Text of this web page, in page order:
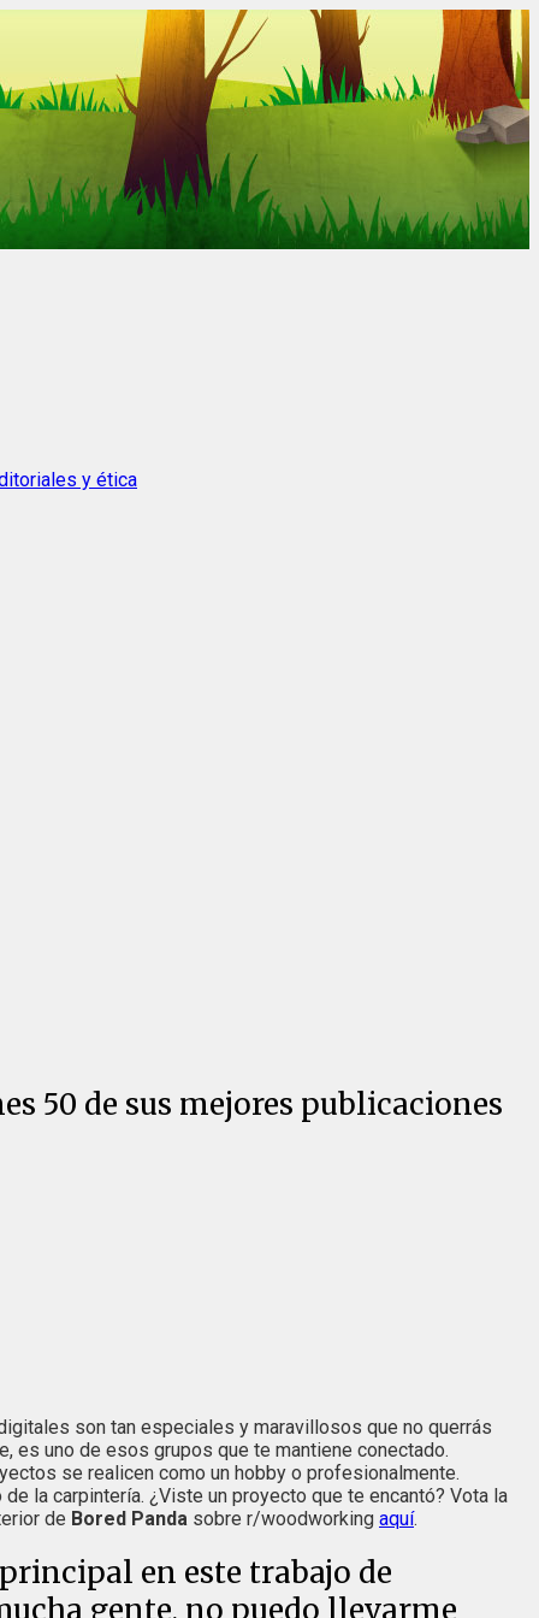
y ética
50 de sus mejores publicaciones
son tan especiales y maravillosos que no querrás
es uno de esos grupos que te mantiene conectado.
se realicen como un hobby o profesionalmente.
la carpintería. ¿Viste un proyecto que te encantó? Vota la
de Bored Panda sobre r/woodworking aquí.
en este trabajo de
gente, no puedo llevarme